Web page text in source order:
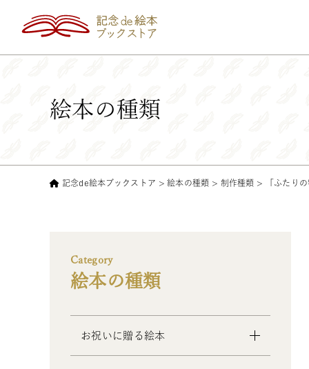
絵本の種類
記念de絵本ブックストア >絵本の種類 > 制作種類 > 「ふたり
Category
絵本の種類
お祝いに贈る絵本